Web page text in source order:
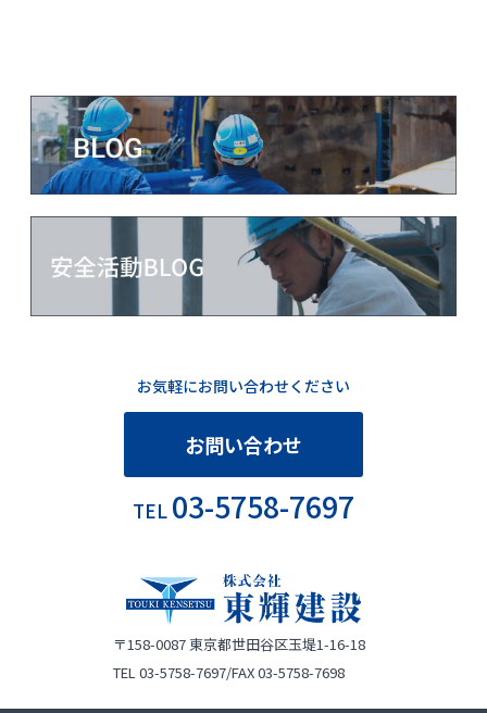
お気軽にお問い合わせください
お問い合わせ
TEL 03-5758-7697
〒158-0087 東京都世田谷区玉堤1-16-18
TEL 03-5758-7697/FAX 03-5758-7698